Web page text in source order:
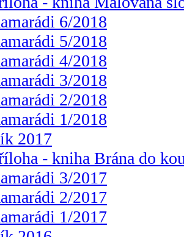
6/2018
5/2018
4/2018
3/2018
2/2018
1/2018
2017
- kniha Brána do
3/2017
2/2017
1/2017